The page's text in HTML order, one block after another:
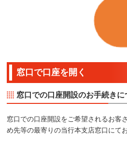
窓口で口座を開く
窓口での口座開設のお手続きに
窓口での口座開設をご希望されるお客
め先等の最寄りの当行本支店窓口にて